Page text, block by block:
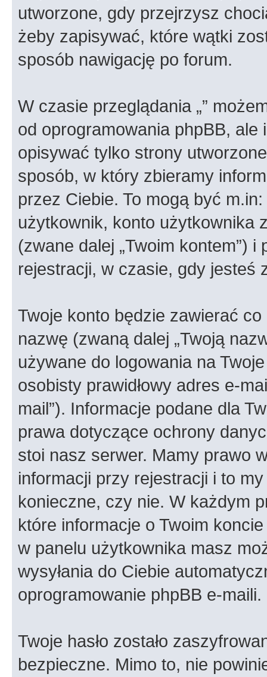
utworzone, gdy przejrzysz
żeby zapisywać, które wątki
sposób nawigację po forum.
W czasie przeglądania „”
od oprogramowania phpBB,
opisywać tylko strony
sposób, w który zbieramy
przez Ciebie. To mogą być
użytkownik, konto użytkownika
(zwane dalej „Twoim kontem”)
rejestracji, w czasie, gdy jesteś
Twoje konto będzie zawierać
nazwę (zwaną dalej „Twoją
używane do logowania na
osobisty prawidłowy adres e-
mail”). Informacje podane dla
prawa dotyczące ochrony
stoi nasz serwer. Mamy prawo
informacji przy rejestracji i to
konieczne, czy nie. W każdym
które informacje o Twoim
w panelu użytkownika masz
wysyłania do Ciebie
oprogramowanie phpBB e-maili.
Twoje hasło zostało
bezpieczne. Mimo to, nie